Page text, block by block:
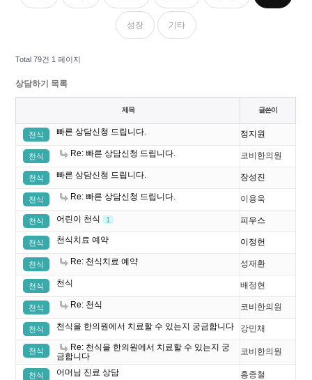
성장 기타
Total 79건 1 페이지
상담하기 목록
제목 글쓴이
천식 빠른 상담신청 드립니다. 정지원
천식 Re: 빠른 상담신청 드립니다. 코비한의원
천식 빠른 상담신청 드립니다. 장성진
천식 Re: 빠른 상담신청 드립니다. 이용욱
천식 어린이 천식 1 피우스
천식 천식치료 예약 이정헌
천식 Re: 천식치료 예약 성재환
천식 천식 배정현
천식 Re: 천식 코비한의원
천식 천식을 한의원에서 치료할 수 있는지 궁금합니다 강민채
천식
Re: 천식을 한의원에서 치료할 수 있는지 궁
금합니다
코비한의원
천식 어머님 진료 상담 홍종철